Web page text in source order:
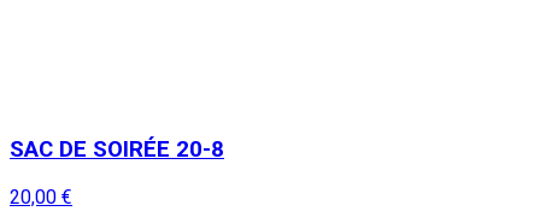
SAC DE SOIRÉE 20-8
20,00 €